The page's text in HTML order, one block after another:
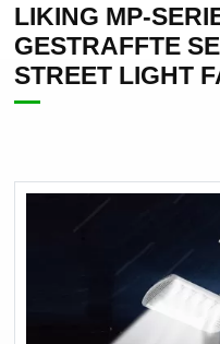
LIKING MP-
GESTRAFFTE
STREET LIGHT